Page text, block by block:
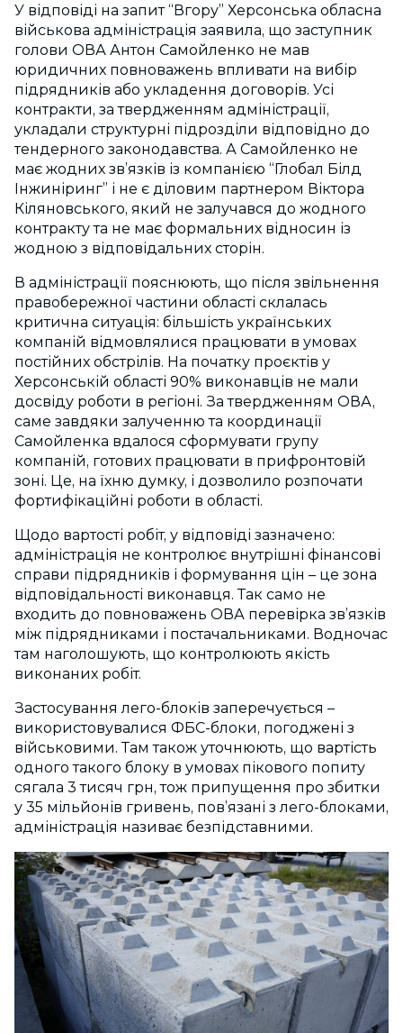
У відповіді на запит “Вгору” Херсонська обласна
військова адміністрація заявила, що заступник
голови ОВА Антон Самойленко не мав
юридичних повноважень впливати на вибір
підрядників або укладення договорів. Усі
контракти, за твердженням адміністрації,
укладали структурні підрозділи відповідно до
тендерного законодавства. А Самойленко не
має жодних зв’язків із компанією “Глобал Білд
Інжиніринг” і не є діловим партнером Віктора
Кіляновського, який не залучався до жодного
контракту та не має формальних відносин із
жодною з відповідальних сторін.
В адміністрації пояснюють, що після звільнення
правобережної частини області склалась
критична ситуація: більшість українських
компаній відмовлялися працювати в умовах
постійних обстрілів. На початку проєктів у
Херсонській області 90% виконавців не мали
досвіду роботи в регіоні. За твердженням ОВА,
саме завдяки залученню та координації
Самойленка вдалося сформувати групу
компаній, готових працювати в прифронтовій
зоні. Це, на їхню думку, і дозволило розпочати
фортифікаційні роботи в області.
Щодо вартості робіт, у відповіді зазначено:
адміністрація не контролює внутрішні фінансові
справи підрядників і формування цін – це зона
відповідальності виконавця. Так само не
входить до повноважень ОВА перевірка зв’язків
між підрядниками і постачальниками. Водночас
там наголошують, що контролюють якість
виконаних робіт.
Застосування лего-блоків заперечується –
використовувалися ФБС-блоки, погоджені з
військовими. Там також уточнюють, що вартість
одного такого блоку в умовах пікового попиту
сягала 3 тисяч грн, тож припущення про збитки
у 35 мільйонів гривень, пов’язані з лего-блоками,
адміністрація називає безпідставними.